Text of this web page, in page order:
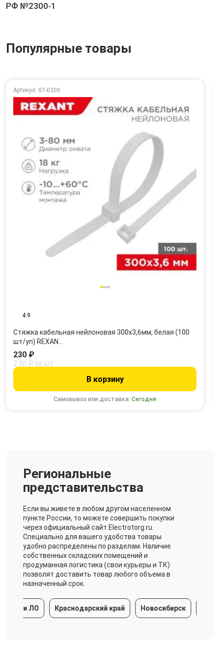
РФ №2300-1
Популярные товары
Артикул: 07-0300
4.9
Стяжка кабельная нейлоновая 300x3,6мм, белая (100
шт/уп) REXAN…
Самовывоз или доставка:Сегодня
230 ₽
2.30 ₽ за шт
В корзину
Региональные
представительства
Если вы живете в любом другом населенном
пункте России, то можете совершить покупки
через официальный сайт Electrotorg.ru.
Специально для вашего удобства товары
удобно распределены по разделам. Наличие
собственных складских помещений и
продуманная логистика (свои курьеры и ТК)
позволят доставить товар любого объема в
назначенный срок.
и ЛО Краснодарский край Новосибирск